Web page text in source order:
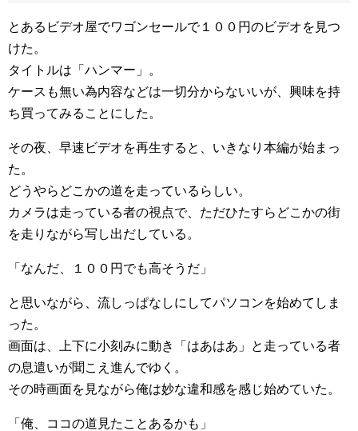
とあるビデオ屋でワゴンセールで１００円のビデオを見つ
けた。
タイトルは「ハンマー」。
ケースも無い為内容などは一切分からないいが、興味を持
ち買ってみることにした。
その夜、早速ビデオを再生すると、いきなり本編が始まっ
た。
どうやらどこかの道を走っているらしい。
カメラは走っている者の視点で、ただひたすらどこかの街
を走りながら写し出だしている。
「なんだ、１００円でも高そうだ」
と思いながら、流しっぱなしにしてパソコンを始めてしま
った。
画面は、上下に小刻みに動き「はあはあ」と走っている者
の息遣いが聞こえ進んでゆく。
その時画面を見ながら俺は妙な違和感を感じ始めていた。
「俺、ココの道見たことあるかも」